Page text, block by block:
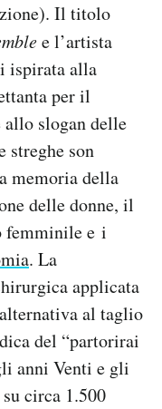
Il titolo
e l’artista
ispirata alla
per il
allo slogan delle
streghe son
memoria della
delle donne, il
femminile e i
. La
applicata
al taglio
del “partorirai
anni Venti e gli
circa 1.500